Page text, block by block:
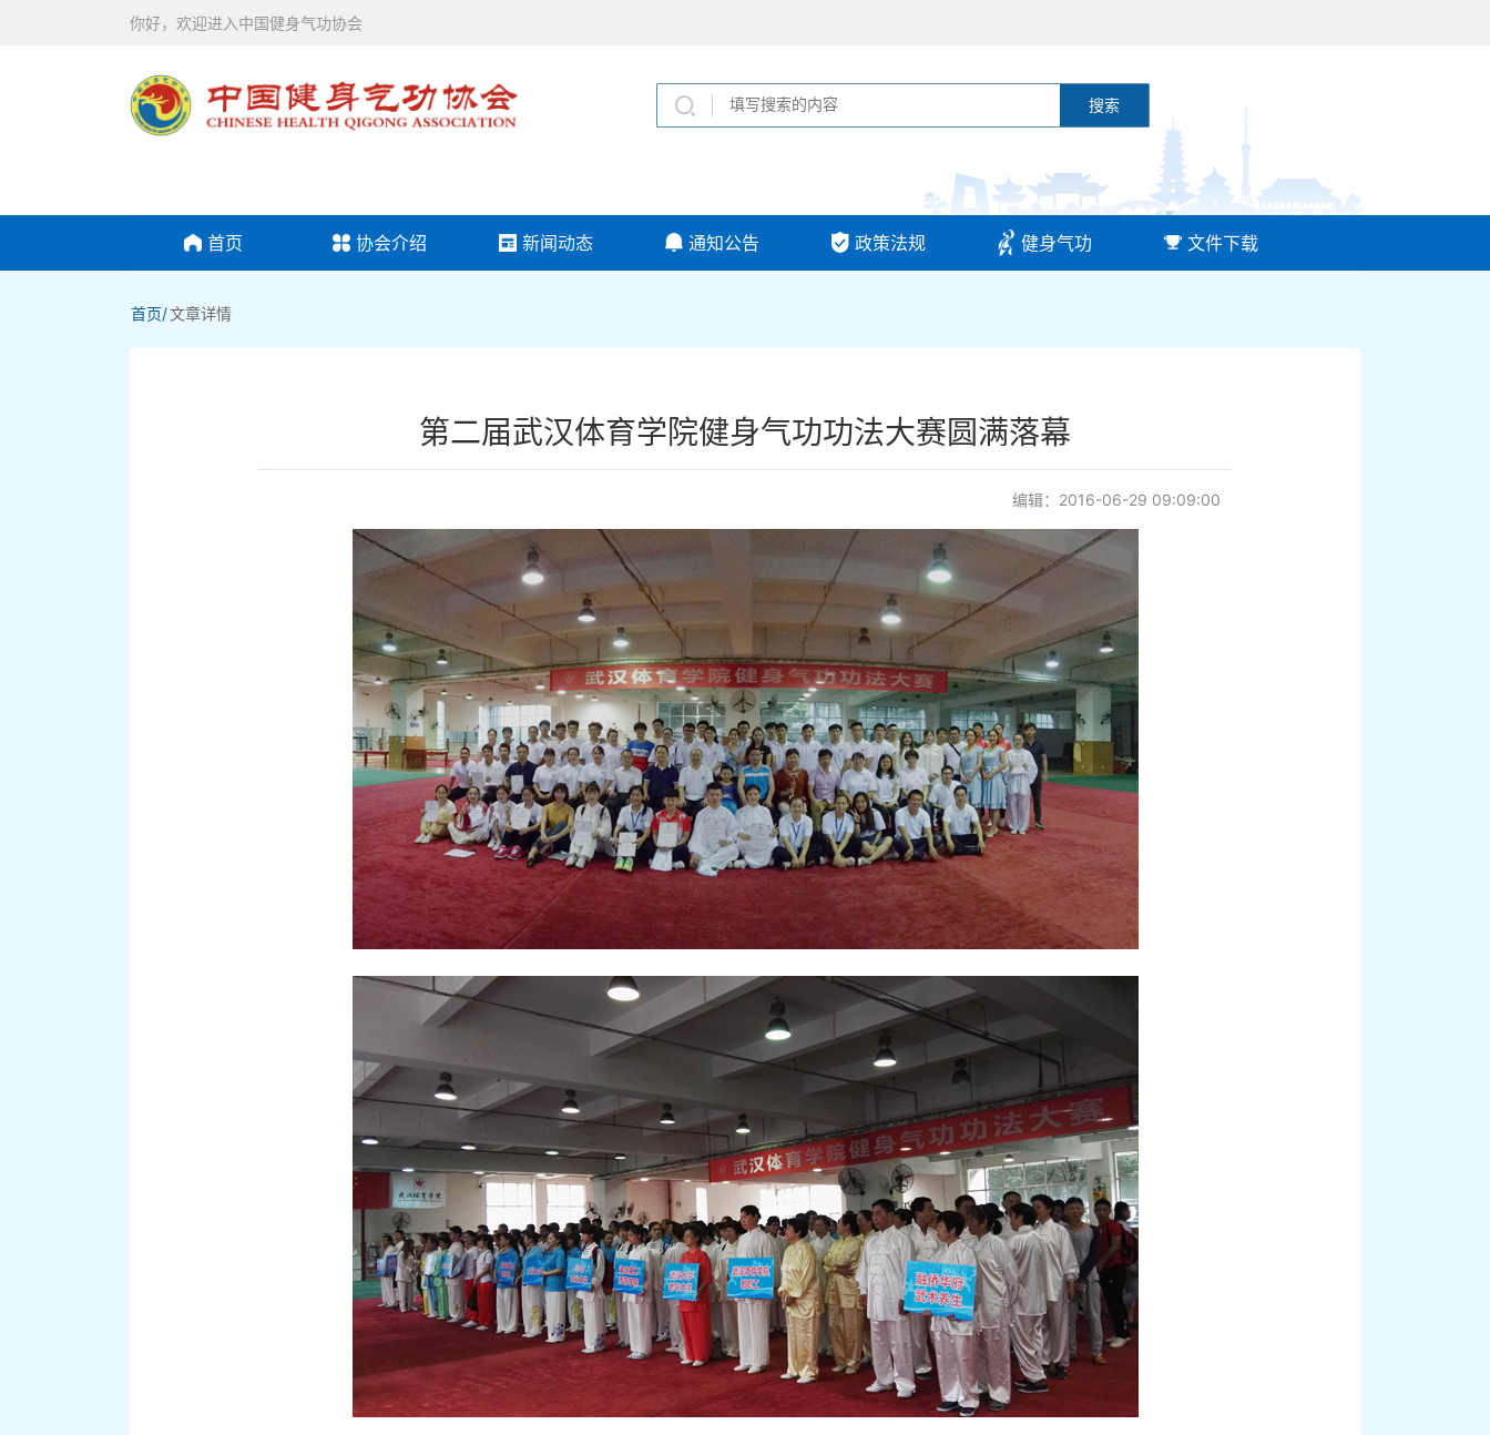
你好，欢迎进入中国健身气功协会
搜索
首页 协会介绍 新闻动态 通知公告 政策法规 健身气功 文件下载
首页/文章详情
第二届武汉体育学院健身气功功法大赛圆满落幕
编辑：2016-06-29 09:09:00